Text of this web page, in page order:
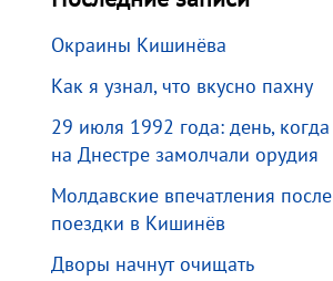
Окраины Кишинёва
Как я узнал, что вкусно пахну
29 июля 1992 года: день, когда
на Днестре замолчали орудия
Молдавские впечатления после
поездки в Кишинёв
Дворы начнут очищать